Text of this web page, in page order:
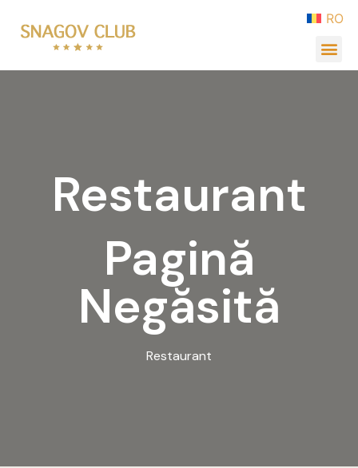
RO
Restaurant
Pagină
Negăsită
Restaurant